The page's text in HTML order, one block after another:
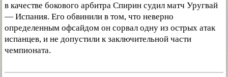
в качестве бокового арбитра Спирин судил матч Уругвай
— Испания. Его обвинили в том, что неверно
определенным офсайдом он сорвал одну из острых атак
испанцев, и не допустили к заключительной части
чемпионата.